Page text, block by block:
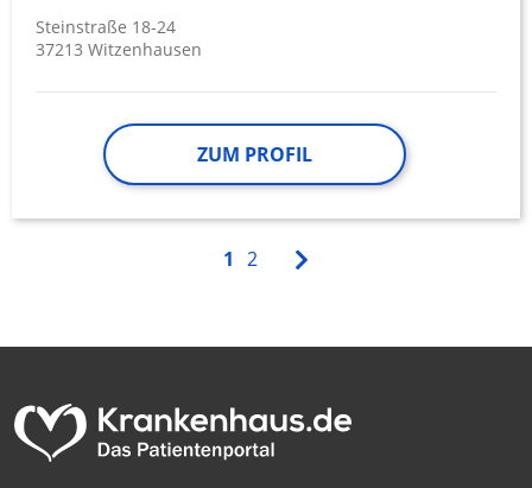
Steinstraße 18-24
37213 Witzenhausen
ZUM PROFIL
1 2